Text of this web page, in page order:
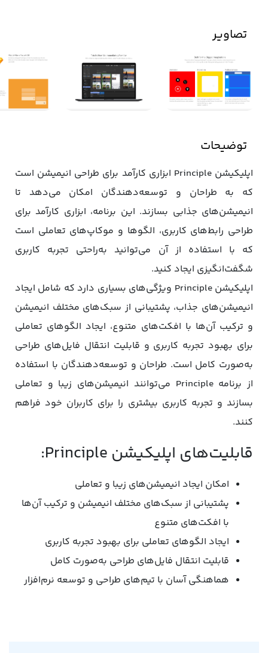
تصاویر
توضیحات
اپلیکیشن Principle ابزاری کارآمد برای طراحی انیمیشن است
که به طراحان و توسعه‌دهندگان امکان می‌دهد تا
انیمیشن‌های جذابی بسازند. این برنامه، ابزاری کارآمد برای
طراحی رابط‌های کاربری، الگوها و موکاپ‌های تعاملی است
که با استفاده از آن می‌توانید به‌راحتی تجربه کاربری
شگفت‌انگیزی ایجاد کنید.
اپلیکیشن Principle ویژگی‌های بسیاری دارد که شامل ایجاد
انیمیشن‌های جذاب، پشتیبانی از سبک‌های مختلف انیمیشن‌
و ترکیب آن‌ها با افکت‌های متنوع، ایجاد الگوهای تعاملی
برای بهبود تجربه کاربری و قابلیت انتقال فایل‌های طراحی
به‌صورت کامل است. طراحان و توسعه‌دهندگان با استفاده
از برنامه Principle می‌توانند انیمیشن‌های زیبا و تعاملی
بسازند و تجربه کاربری بیشتری را برای کاربران خود فراهم
کنند.
قابلیت‌های اپلیکیشن Principle:
امکان ایجاد انیمیشن‌های زیبا و تعاملی
پشتیبانی از سبک‌های مختلف انیمیشن‌ و ترکیب آن‌ها
با افکت‌های متنوع
ایجاد الگوهای تعاملی برای بهبود تجربه کاربری
قابلیت انتقال فایل‌های طراحی به‌صورت کامل
هماهنگی آسان با تیم‌های طراحی و توسعه‌ نرم‌افزار